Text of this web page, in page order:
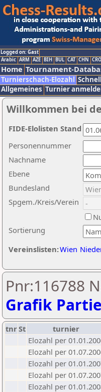
Logged on: Gast
Arabic ARM AZE BIH BUL CAT CHN CRO
Home Tournament-
Turnierschach-Elozahl
Allgemeines Turnier
Willkommen bei
Nachname
Ebene
Sortierung
Personennummer
Bundesland
Spgem./Kreis/Verein
Vereinslisten:Wien
FIDE-Elolisten Stand
Pnr:116788
Grafik
tnrSt turnier
Elozahl per
Elozahl per
Elozahl per
Elozahl per
Elozahl per